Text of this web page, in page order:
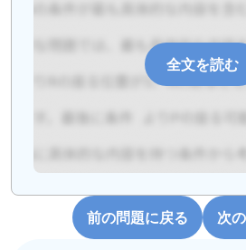
全文を読む
前の問題に戻る 次